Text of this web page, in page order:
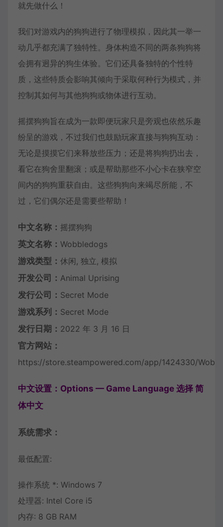
就先做什么！
我们对游戏内的狗狗进行了物理模拟，因此其一举一
动几乎都充满了独特性。身体构造不同的两条狗狗将
会拥有迥异的狗生体验。它们还具备独特的个性特
质，这些特质会影响其倾向于采取何种行为模式，并
控制其如何与其他狗狗或物体进行互动。
摇摆狗狗旨在成为一款即便玩家只是旁观也依然乐趣
纷呈的游戏，不过我们也鼓励玩家直接与狗狗互动：
无论是摸摸它们来释放些压力；还是将狗狗扔出去，
看它在狗舍里翻滚；或是帮助那些不小心卡在狭窄空
间内的狗狗重获自由。这些狗狗向来竭尽所能，不
过，它们偶尔还是需要些帮助！
中文名称： 摇摆狗狗
英文名称： Wobbledogs
游戏类型： 休闲, 独立, 模拟
开发公司： Animal Uprising
发行公司： Secret Mode
游戏系列： Secret Mode
发行日期： 2022 年 3 月 16 日
官方网站：
https://store.steampowered.com/app/1424330/
中文设置：Options — Game Language 选择 简
体中文
系统需求：
最低配置:
操作系统 *: Windows 7
处理器: Intel Core i5
内存: 8 GB RAM